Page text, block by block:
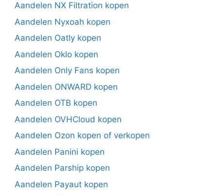
Aandelen NX Filtration kopen
Aandelen Nyxoah kopen
Aandelen Oatly kopen
Aandelen Oklo kopen
Aandelen Only Fans kopen
Aandelen ONWARD kopen
Aandelen OTB kopen
Aandelen OVHCloud kopen
Aandelen Ozon kopen of verkopen
Aandelen Panini kopen
Aandelen Parship kopen
Aandelen Payaut kopen